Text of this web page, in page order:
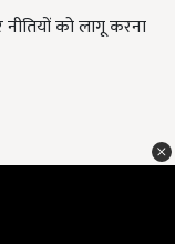
को लागू करना